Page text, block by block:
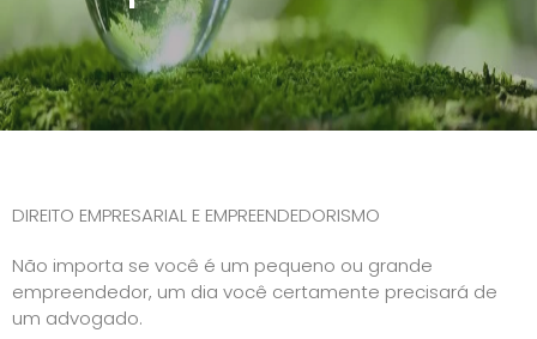
DIREITO EMPRESARIAL E EMPREENDEDORISMO
Não importa se você é um pequeno ou grande
empreendedor, um dia você certamente precisará de
um advogado.